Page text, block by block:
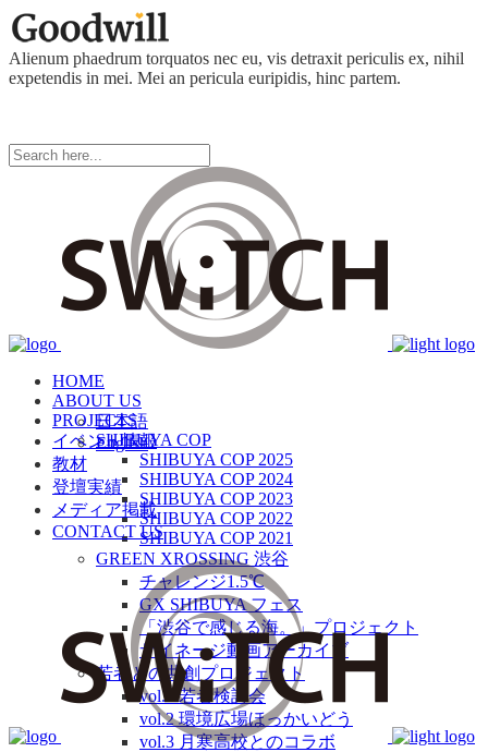
Alienum phaedrum torquatos nec eu, vis detraxit periculis ex, nihil
expetendis in mei. Mei an pericula euripidis, hinc partem.
HOME
ABOUT US
日本語
English
PROJECTS
SHIBUYA COP
SHIBUYA COP 2025
SHIBUYA COP 2024
SHIBUYA COP 2023
SHIBUYA COP 2022
SHIBUYA COP 2021
GREEN XROSSING 渋谷
チャレンジ1.5℃
GX SHIBUYA フェス
「渋谷で感じる海。」プロジェクト
サイネージ動画アーカイブ
若者との共創プロジェクト
vol.1 若者検討会
vol.2 環境広場ほっかいどう
vol.3 月寒高校とのコラボ
イベント情報
教材
登壇実績
メディア掲載
CONTACT US